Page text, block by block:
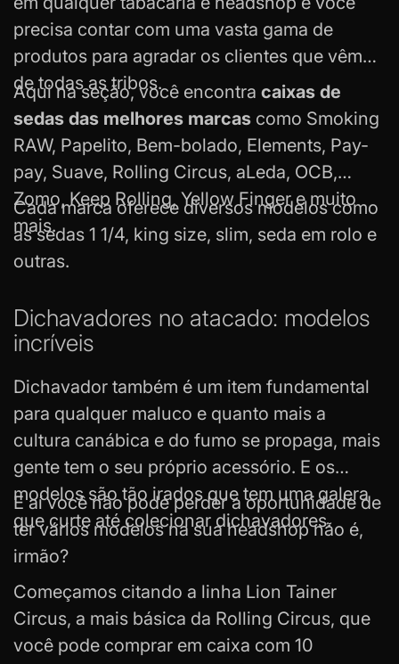
precisa contar com uma vasta gama de
produtos para agradar os clientes que vêm
de todas as tribos.
Aqui na seção, você encontra caixas de
sedas das melhores marcas como Smoking
RAW, Papelito, Bem-bolado, Elements, Pay-
pay, Suave, Rolling Circus, aLeda, OCB,
Zomo, Keep Rolling, Yellow Finger e muito
mais.
Cada marca oferece diversos modelos como
as sedas 1 1/4, king size, slim, seda em rolo e
outras.
Dichavadores no atacado: modelos
incríveis
Dichavador também é um item fundamental
para qualquer maluco e quanto mais a
cultura canábica e do fumo se propaga, mais
gente tem o seu próprio acessório. E os
modelos são tão irados que tem uma galera
que curte até colecionar dichavadores.
E aí você não pode perder a oportunidade de
ter vários modelos na sua headshop não é,
irmão?
Começamos citando a linha Lion Tainer
Circus, a mais básica da Rolling Circus, que
você pode comprar em caixa com 10